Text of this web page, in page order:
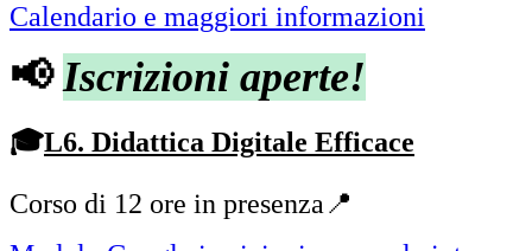
Calendario e maggiori informazioni
📢Iscrizioni aperte!
🎓L6. Didattica Digitale Efficace
Corso di 12 ore in presenza📍